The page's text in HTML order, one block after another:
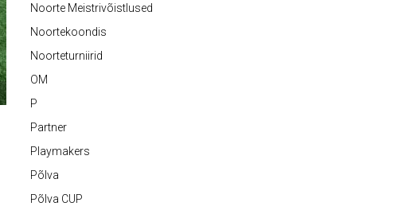
Noorte Meistrivõistlused
Noortekoondis
Noorteturniirid
OM
P
Partner
Playmakers
Põlva
Põlva CUP